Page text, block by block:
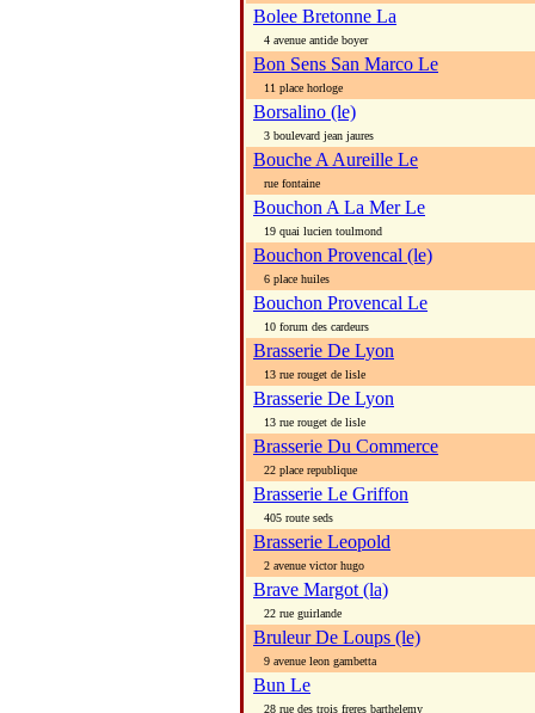
Bolee Bretonne La
4 avenue antide boyer
Bon Sens San Marco Le
11 place horloge
Borsalino (le)
3 boulevard jean jaures
Bouche A Aureille Le
rue fontaine
Bouchon A La Mer Le
19 quai lucien toulmond
Bouchon Provencal (le)
6 place huiles
Bouchon Provencal Le
10 forum des cardeurs
Brasserie De Lyon
13 rue rouget de lisle
Brasserie De Lyon
13 rue rouget de lisle
Brasserie Du Commerce
22 place republique
Brasserie Le Griffon
405 route seds
Brasserie Leopold
2 avenue victor hugo
Brave Margot (la)
22 rue guirlande
Bruleur De Loups (le)
9 avenue leon gambetta
Bun Le
28 rue des trois freres barthelemy